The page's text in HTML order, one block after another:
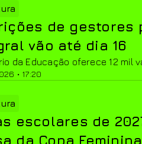
• 17:20
de gestores
vão até dia 16
da Educação oferece 12 mil
escolares de
da Copa Feminina